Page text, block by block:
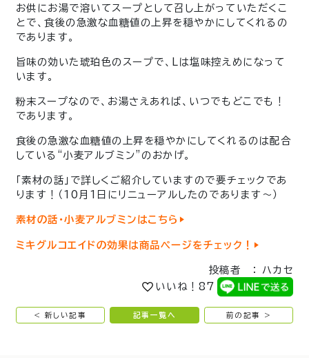
お供にお湯で溶いてスープとして召し上がっていただくこ
とで、食後の急激な血糖値の上昇を穏やかにしてくれるの
であります。
旨味の効いた琥珀色のスープで、Lは塩味控えめになって
います。
粉末スープなので、お湯さえあれば、いつでもどこでも！
であります。
食後の急激な血糖値の上昇を穏やかにしてくれるのは配合
している“小麦アルブミン”のおかげ。
「素材の話」で詳しくご紹介していますので要チェックであ
ります！（10月1日にリニューアルしたのであります〜）
素材の話・小麦アルブミンはこちら▶︎
ミキグルコエイドの効果は商品ページをチェック！▶︎
投稿者 ： ハカセ
いいね！ 87
< 新しい記事 記事一覧へ 前の記事 >